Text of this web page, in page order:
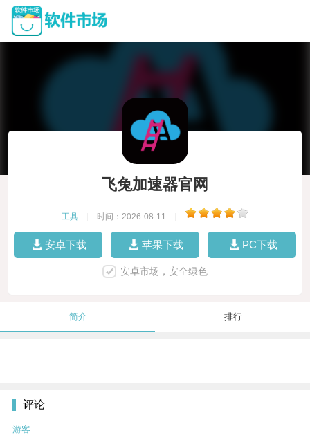
飞兔加速器官网
工具 时间：2026-08-11
安卓下载 苹果下载 PC下载
安卓市场，安全绿色
简介 排行
评论
游客